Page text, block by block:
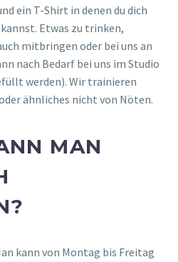
ein T-Shirt in denen du dich
Etwas zu trinken,
mitbringen oder bei uns an
nach Bedarf bei uns im Studio
werden). Wir trainieren
ähnliches nicht von Nöten.
MAN
kann von Montag bis Freitag